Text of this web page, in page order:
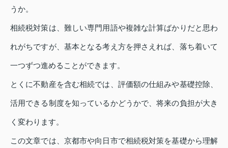
うか。
相続税対策は、難しい専門用語や複雑な計算ばかりだと思わ
れがちですが、基本となる考え方を押さえれば、落ち着いて
一つずつ進めることができます。
とくに不動産を含む相続では、評価額の仕組みや基礎控除、
活用できる制度を知っているかどうかで、将来の負担が大き
く変わります。
この文章では、京都市や向日市で相続税対策を基礎から理解